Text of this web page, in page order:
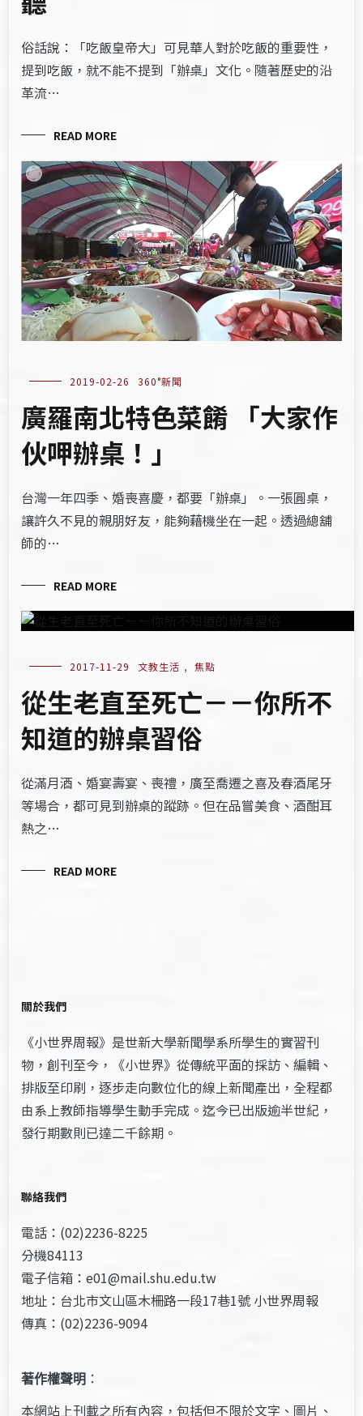
俗話說：「吃飯皇帝大」可見華人對於吃飯的重要性，
提到吃飯，就不能不提到「辦桌」文化。隨著歷史的沿
革流…
READ MORE
2019-02-26 360°新聞
廣羅南北特色菜餚 「大家作
伙呷辦桌！」
台灣一年四季、婚喪喜慶，都要「辦桌」。一張圓桌，
讓許久不見的親朋好友，能夠藉機坐在一起。透過總舖
師的…
READ MORE
2017-11-29 文教生活 , 焦點
從生老直至死亡－－你所不
知道的辦桌習俗
從滿月酒、婚宴壽宴、喪禮，廣至喬遷之喜及春酒尾牙
等場合，都可見到辦桌的蹤跡。但在品嘗美食、酒酣耳
熱之…
READ MORE
關於我們
《小世界周報》是世新大學新聞學系所學生的實習刊
物，創刊至今，《小世界》從傳統平面的採訪、編輯、
排版至印刷，逐步走向數位化的線上新聞產出，全程都
由系上教師指導學生動手完成。迄今已出版逾半世紀，
發行期數則已達二千餘期。
聯絡我們
電話：(02)2236-8225
分機84113
電子信箱：e01@mail.shu.edu.tw
地址：台北市文山區木柵路一段17巷1號 小世界周報
傳真：(02)2236-9094
著作權聲明 ：
本網站上刊載之所有內容，包括但不限於文字、圖片、